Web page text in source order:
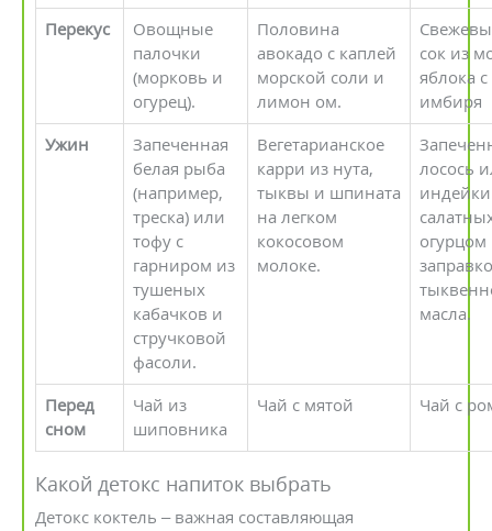
Перекус
Овощные
палочки
(морковь и
огурец).
Половина
авокадо с каплей
морской соли и
лимон ом.
сок из
яблока
имбиря
Ужин
Запеченная
белая рыба
(например,
треска) или
тофу с
гарниром из
тушеных
кабачков и
стручковой
фасоли.
Вегетарианское
карри из нута,
тыквы и шпината
на легком
кокосовом
молоке.
лосось
огурцом
масла.
Перед
сном
Чай из
шиповника
Чай с мятой Чай с
Какой детокс напиток выбрать
Детокс коктель – важная составляющая